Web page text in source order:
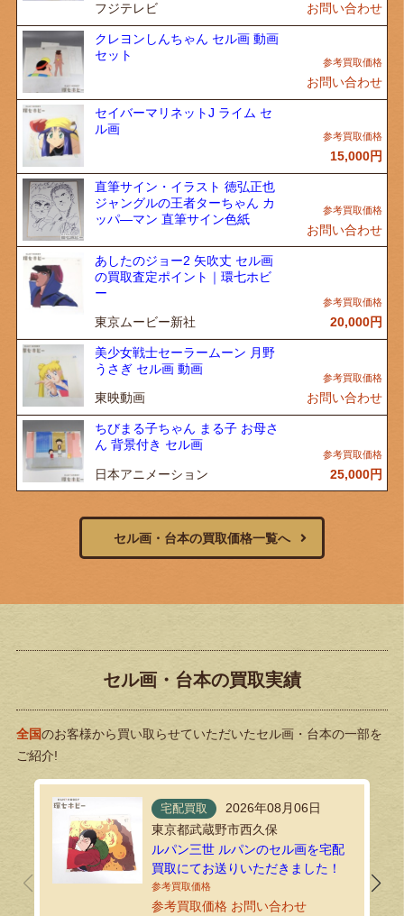
フジテレビ お問い合わせ
クレヨンしんちゃん セル画 動画
セット
お問い合わせ
セイバーマリネットJ ライム セ
ル画
15,000円
直筆サイン・イラスト 徳弘正也
ジャングルの王者ターちゃん カ
ッパ―マン 直筆サイン色紙
お問い合わせ
あしたのジョー2 矢吹丈 セル画
の買取査定ポイント｜環七ホビ
ー
東京ムービー新社 20,000円
美少女戦士セーラームーン 月野
うさぎ セル画 動画
東映動画 お問い合わせ
ちびまる子ちゃん まる子 お母さ
ん 背景付き セル画
日本アニメーション 25,000円
セル画・台本の買取価格一覧へ
セル画・台本の買取実績
全国のお客様から買い取らせていただいたセル画・台本の一部を
ご紹介!
宅配買取
2026年08月06日
東京都武蔵野市西久保
ルパン三世 ルパンのセル画を宅配
買取にてお送りいただきました！
参考買取価格 お問い合わせ